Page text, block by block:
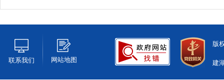
联系我们 网站地图
版
建